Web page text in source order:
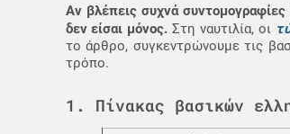
Αν βλέπεις συχνά
δεν είσαι μόνος. Στη ναυτιλία, οι
το άρθρο, συγκεντρώνουμε τις
τρόπο.
1. Πίνακας βασικών